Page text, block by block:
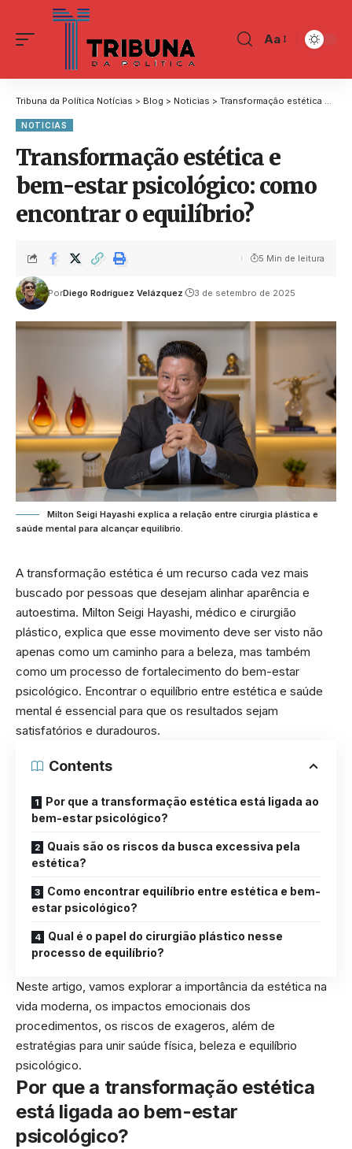
Aa
Tribuna da Política Notícias > Blog > Noticias > Transformação estética e bem-estar psicológico: como encontrar o equilíbrio?
NOTICIAS
Transformação estética e
bem-estar psicológico: como
encontrar o equilíbrio?
PorDiego Rodríguez Velázquez 3 de setembro de 2025
5 Min de leitura
Milton Seigi Hayashi explica a relação entre cirurgia plástica e
saúde mental para alcançar equilíbrio.
A transformação estética é um recurso cada vez mais
buscado por pessoas que desejam alinhar aparência e
autoestima. Milton Seigi Hayashi, médico e cirurgião
plástico, explica que esse movimento deve ser visto não
apenas como um caminho para a beleza, mas também
como um processo de fortalecimento do bem-estar
psicológico. Encontrar o equilíbrio entre estética e saúde
mental é essencial para que os resultados sejam
satisfatórios e duradouros.
Contents
Por que a transformação estética está ligada ao
bem-estar psicológico?
Quais são os riscos da busca excessiva pela
estética?
Como encontrar equilíbrio entre estética e bem-
estar psicológico?
Qual é o papel do cirurgião plástico nesse
processo de equilíbrio?
Neste artigo, vamos explorar a importância da estética na
vida moderna, os impactos emocionais dos
procedimentos, os riscos de exageros, além de
estratégias para unir saúde física, beleza e equilíbrio
psicológico.
Por que a transformação estética
está ligada ao bem-estar
psicológico?